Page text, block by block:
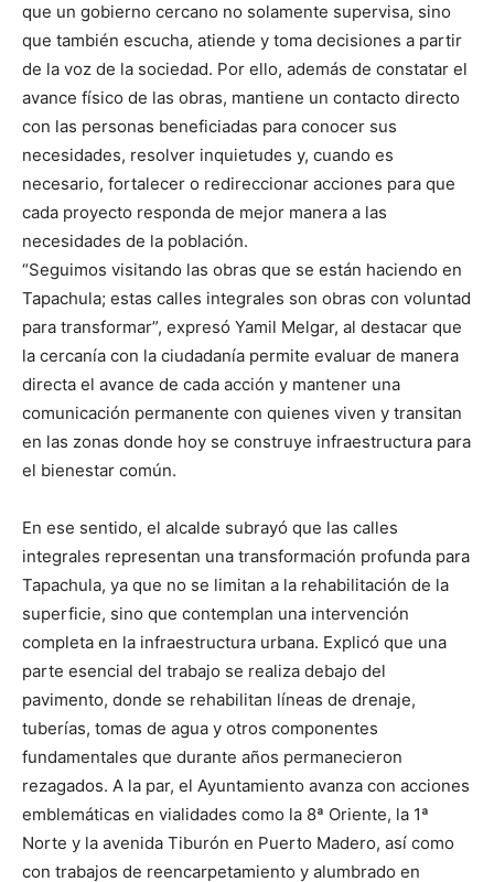
que un gobierno cercano no solamente supervisa, sino
que también escucha, atiende y toma decisiones a partir
de la voz de la sociedad. Por ello, además de constatar el
avance físico de las obras, mantiene un contacto directo
con las personas beneficiadas para conocer sus
necesidades, resolver inquietudes y, cuando es
necesario, fortalecer o redireccionar acciones para que
cada proyecto responda de mejor manera a las
necesidades de la población.
“Seguimos visitando las obras que se están haciendo en
Tapachula; estas calles integrales son obras con voluntad
para transformar”, expresó Yamil Melgar, al destacar que
la cercanía con la ciudadanía permite evaluar de manera
directa el avance de cada acción y mantener una
comunicación permanente con quienes viven y transitan
en las zonas donde hoy se construye infraestructura para
el bienestar común.
En ese sentido, el alcalde subrayó que las calles
integrales representan una transformación profunda para
Tapachula, ya que no se limitan a la rehabilitación de la
superficie, sino que contemplan una intervención
completa en la infraestructura urbana. Explicó que una
parte esencial del trabajo se realiza debajo del
pavimento, donde se rehabilitan líneas de drenaje,
tuberías, tomas de agua y otros componentes
fundamentales que durante años permanecieron
rezagados. A la par, el Ayuntamiento avanza con acciones
emblemáticas en vialidades como la 8ª Oriente, la 1ª
Norte y la avenida Tiburón en Puerto Madero, así como
con trabajos de reencarpetamiento y alumbrado en